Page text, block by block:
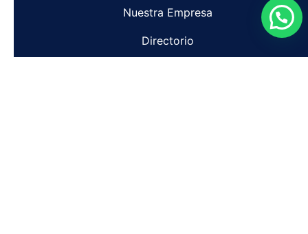
Nuestra Empresa
Directorio